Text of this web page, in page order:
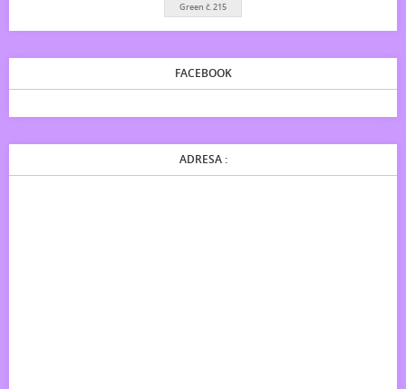
Green č. 215
FACEBOOK
ADRESA :